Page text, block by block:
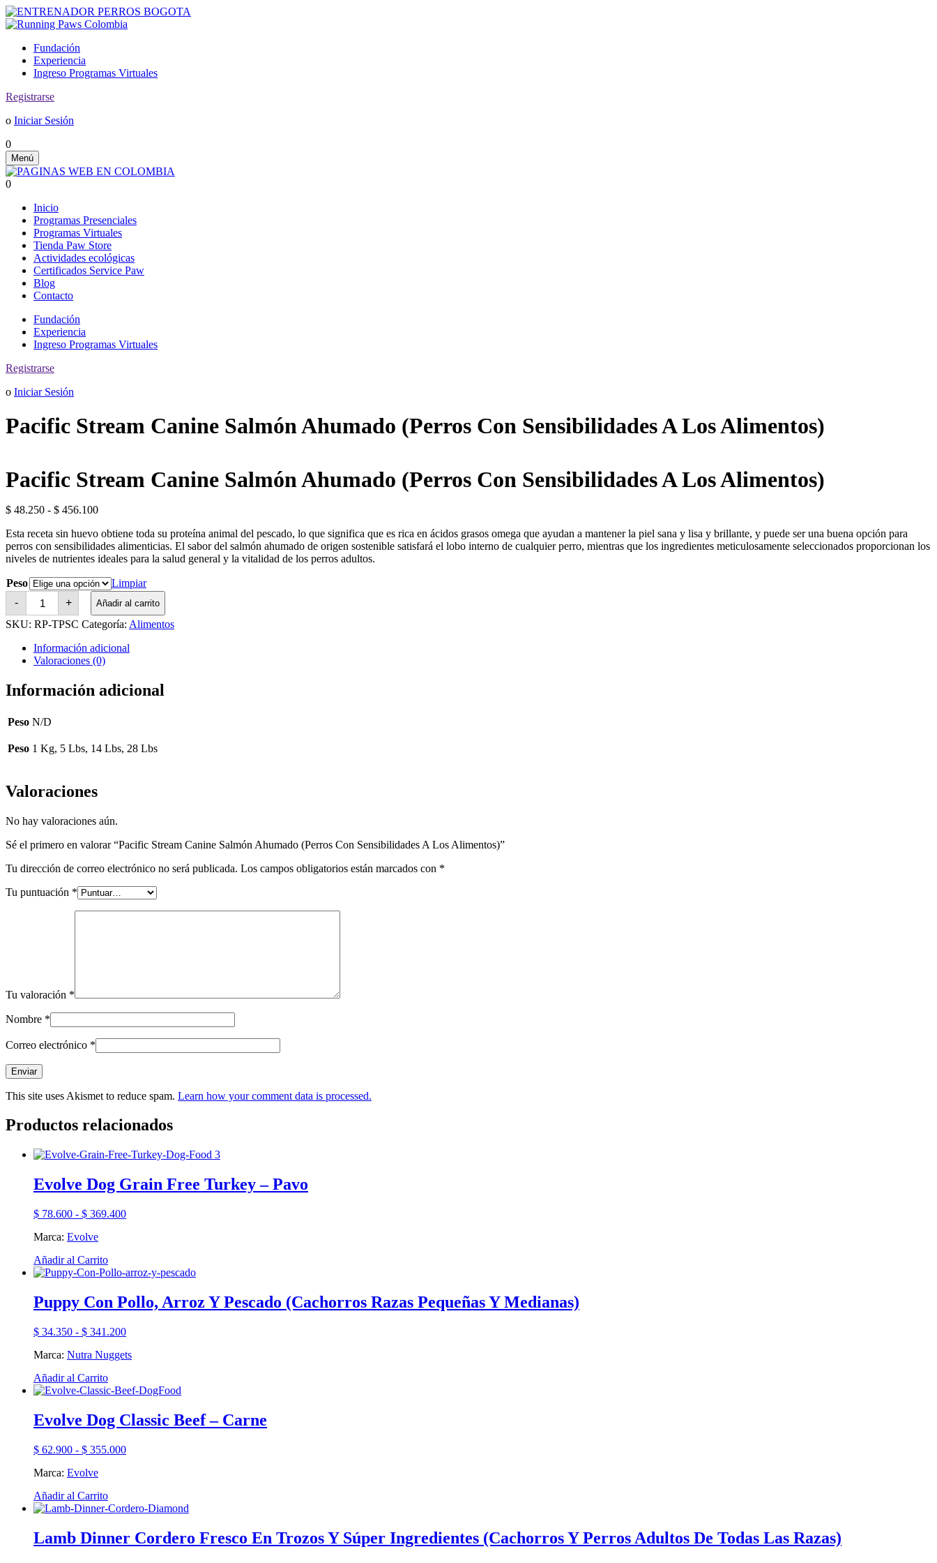
Fundación
Experiencia
Ingreso Programas Virtuales
Registrarse
o Iniciar Sesión
0
Menú
0
Inicio
Programas Presenciales
Programas Virtuales
Tienda Paw Store
Actividades ecológicas
Certificados Service Paw
Blog
Contacto
Fundación
Experiencia
Ingreso Programas Virtuales
Registrarse
o Iniciar Sesión
Pacific Stream Canine Salmón Ahumado (Perros Con Sensibilidades A Los Alimentos)
Pacific Stream Canine Salmón Ahumado (Perros Con Sensibilidades A Los Alimentos)
$ 48.250 - $ 456.100Rango
precios:
desde
$ 48.250
$ 456.100
Esta receta sin huevo obtiene toda su proteína animal del pescado, lo que significa que es rica en ácidos grasos omega que ayudan a mantener la piel sana y lisa y brillante, y puede ser una buena opción para
perros con sensibilidades alimenticias. El sabor del salmón ahumado de origen sostenible satisfará el lobo interno de cualquier perro, mientras que los ingredientes meticulosamente seleccionados proporcionan los
niveles de nutrientes ideales para la salud general y la vitalidad de los perros adultos.
Peso
Limpiar
-
Pacific
Stream
Canine
Salmón
(Perros
Con
A
Los
cantidad
+ Añadir al carrito
SKU: RP-TPSC Categoría: Alimentos
Información adicional
Valoraciones (0)
Información adicional
Peso N/D
Peso 1 Kg, 5 Lbs, 14 Lbs, 28 Lbs
Valoraciones
No hay valoraciones aún.
Sé el primero en valorar “Pacific Stream Canine Salmón Ahumado (Perros Con Sensibilidades A Los Alimentos)”
Tu dirección de correo electrónico no será publicada. Los campos obligatorios están marcados con *
Tu puntuación *
Tu valoración *
Nombre *
Correo electrónico *
This site uses Akismet to reduce spam. Learn how your comment data is processed.
Productos relacionados
Evolve Dog Grain Free Turkey – Pavo
$ 78.600 - $ 369.400Rango
hasta
Marca: Evolve
Añadir al CarritoEste
producto
múltiples
variantes.
opciones
pueden
en
la
de
Puppy Con Pollo, Arroz Y Pescado (Cachorros Razas Pequeñas Y Medianas)
$ 34.350 - $ 341.200Rango
precios:
hasta
Marca: Nutra Nuggets
Añadir al CarritoEste
producto
múltiples
variantes.
opciones
en
la
de
Evolve Dog Classic Beef – Carne
$ 62.900 - $ 355.000Rango
hasta
Marca: Evolve
Añadir al CarritoEste
producto
múltiples
variantes.
Lamb Dinner Cordero Fresco En Trozos Y Súper Ingredientes (Cachorros Y Perros Adultos De Todas Las Razas)